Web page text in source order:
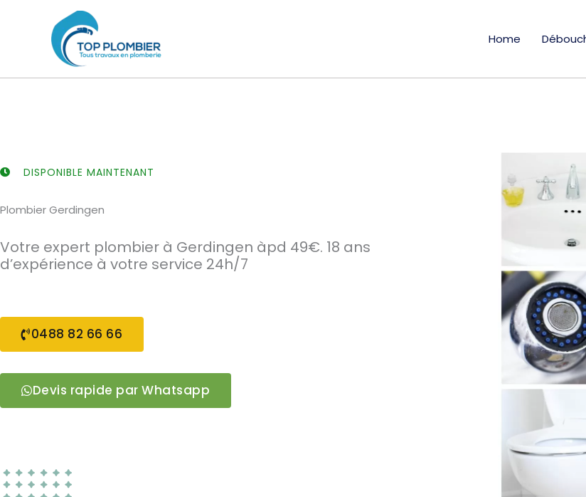
Home
DISPONIBLE MAINTENANT
Plombier Gerdingen
Votre expert plombier à Gerdingen àpd 49€. 18 ans
d’expérience à votre service 24h/7
0488 82 66 66
Devis rapide par Whatsapp